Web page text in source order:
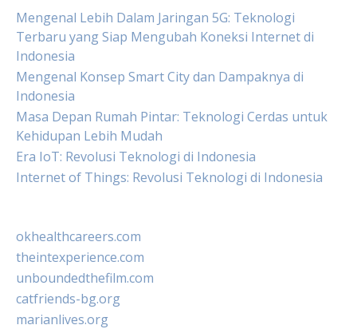
Mengenal Lebih Dalam Jaringan 5G: Teknologi
Terbaru yang Siap Mengubah Koneksi Internet di
Indonesia
Mengenal Konsep Smart City dan Dampaknya di
Indonesia
Masa Depan Rumah Pintar: Teknologi Cerdas untuk
Kehidupan Lebih Mudah
Era IoT: Revolusi Teknologi di Indonesia
Internet of Things: Revolusi Teknologi di Indonesia
okhealthcareers.com
theintexperience.com
unboundedthefilm.com
catfriends-bg.org
marianlives.org